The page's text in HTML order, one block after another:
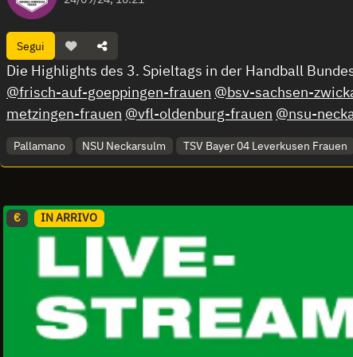
Segui
Die Highlights des 3. Spieltags in der Handball
@frisch-auf-goeppingen-frauen @bsv-sachsen-
metzingen-frauen @vfl-oldenburg-frauen @nsu-
Pallamano NSU Neckarsulm TSV Bayer 04 Leverkusen Frauen
€ IN ARRIVO